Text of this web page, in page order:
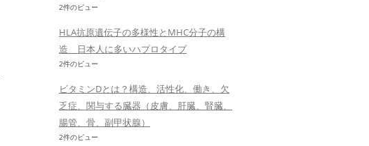
2件のビュー
HLA抗原遺伝子の多様性とMHC分子の構
造 日本人に多いハプロタイプ
2件のビュー
ビタミンDとは？構造、活性化、働き、欠
乏症、関与する臓器（皮膚、肝臓、腎臓、
腸管、骨、副甲状腺）
2件のビュー